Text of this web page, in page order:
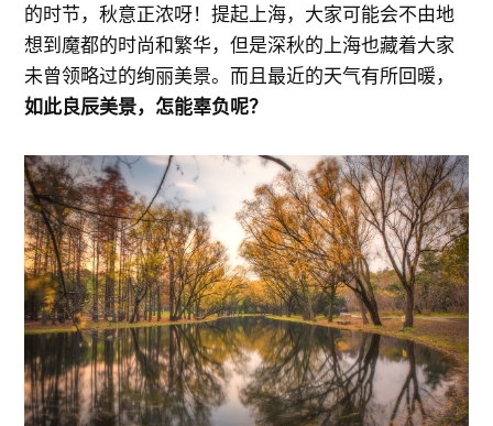
的时节，秋意正浓呀！提起上海，大家可能会不由地
想到魔都的时尚和繁华，但是深秋的上海也藏着大家
未曾领略过的绚丽美景。而且最近的天气有所回暖，
如此良辰美景，怎能辜负呢？